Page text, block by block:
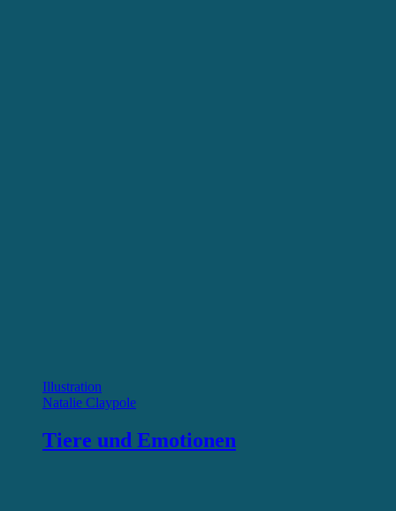
Illustration
Natalie Claypole
Tiere und Emotionen